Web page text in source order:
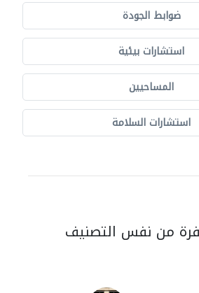
ضوابط الجودة
استشارات بيئية
المساحيين
استشارات السلامة
من نفس التصنيف